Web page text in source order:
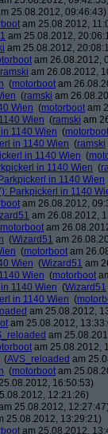
25.08.2012, 09:46:43)
am 25.08.2012,
am 25.08.2012,
am 25.08.2012,
am 26.08.2012,
ramski am 26.08.2012,
(motorboot am
(ramski am
Wien (motorboot am
Wien (ramski am
1140 Wien (motorboot
in 1140 Wien (ramski
in 1140 Wien (
in 1140 Wien (
in 1140 Wien
Parkpickerl in 1140
am 26.08.2012,
am 26.08.2012,
motorboot am
(Wizard51 am
(motorboot am
Wien (Wizard51 am
Wien (motorboot
1140 Wien (Wizard51
in 1140 Wien (
am 25.08.2012,
am 25.08.2012,
am
am 25.08.2012,
(AVS_reloaded am
(motorboot am
16:50:53)
12:21:26)
25.08.2012,
25.08.2012, 13:29:21)
am 25.08.2012,